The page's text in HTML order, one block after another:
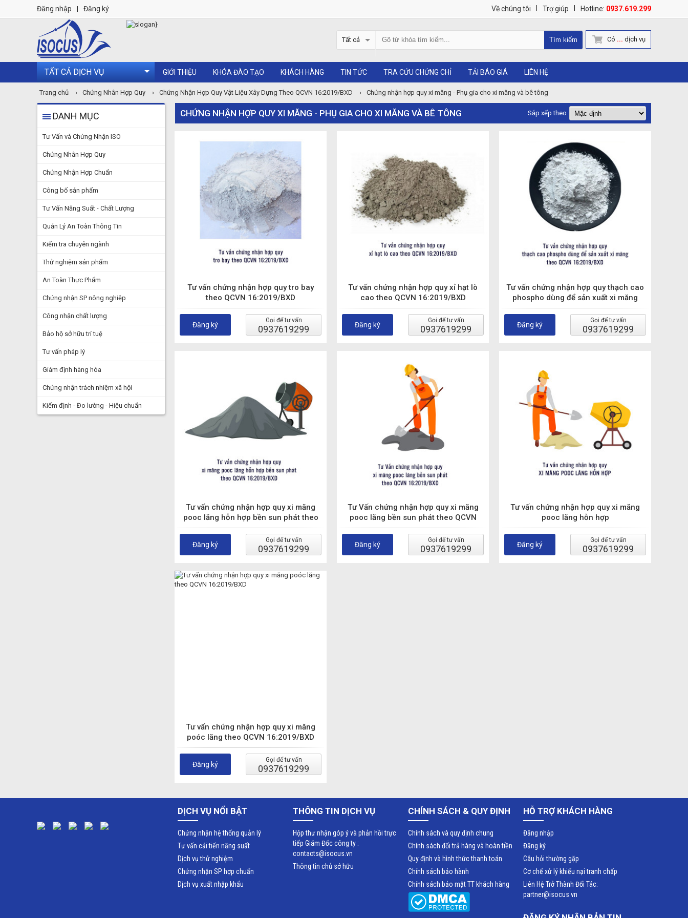
Đăng nhập | Đăng ký Về chúng tôi | Trợ giúp | Hotline: 0937.619.299
Tất cả Có ... dịch vụ
TẤT CẢ DỊCH VỤ GIỚI THIỆU KHÓA ĐÀO TẠO KHÁCH HÀNG TIN TỨC TRA CỨU CHỨNG CHỈ TẢI BÁO GIÁ LIÊN HỆ
Trang chủ › Chứng Nhân Hợp Quy › Chứng Nhận Hợp Quy Vật Liệu Xây Dựng Theo QCVN 16:2019/BXD › Chứng nhận hợp quy xi măng - Phụ gia cho xi măng và bê tông
DANH MỤC
Tư Vấn và Chứng Nhận ISO
Chứng Nhân Hợp Quy
Chứng Nhận Hợp Chuẩn
Công bố sản phẩm
Tư Vấn Năng Suất - Chất Lượng
Quản Lý An Toàn Thông Tin
Kiểm tra chuyên ngành
Thử nghiệm sản phẩm
An Toàn Thực Phẩm
Chứng nhận SP nông nghiệp
Công nhận chất lượng
Bảo hộ sở hữu trí tuệ
Tư vấn pháp lý
Giám định hàng hóa
Chứng nhận trách nhiệm xã hội
Kiểm định - Đo lường - Hiệu chuẩn
CHỨNG NHẬN HỢP QUY XI MĂNG - PHỤ GIA CHO XI MĂNG VÀ BÊ TÔNG Sắp xếp theo
Tư vấn chứng nhận hợp quy tro bay
theo QCVN 16:2019/BXD
Đăng ký
Gọi để tư vấn
0937619299
Tư vấn chứng nhận hợp quy xỉ hạt lò
cao theo QCVN 16:2019/BXD
Đăng ký
Gọi để tư vấn
0937619299
Tư vấn chứng nhận hợp quy thạch cao
phospho dùng để sản xuất xi măng
theo QCVN 16:2019/BXD
Đăng ký
Gọi để tư vấn
0937619299
Tư vấn chứng nhận hợp quy xi măng
pooc lăng hỗn hợp bền sun phát theo
QCVN 16:2019/BXD
Đăng ký
Gọi để tư vấn
0937619299
Tư Vấn chứng nhận hợp quy xi măng
pooc lăng bền sun phát theo QCVN
16:2019/BXD
Đăng ký
Gọi để tư vấn
0937619299
Tư vấn chứng nhận hợp quy xi măng
pooc lăng hỗn hợp
Đăng ký
Gọi để tư vấn
0937619299
Tư vấn chứng nhận hợp quy xi măng
poóc lăng theo QCVN 16:2019/BXD
Đăng ký
Gọi để tư vấn
0937619299
DỊCH VỤ NỔI BẬT
Chứng nhận hệ thống quản lý
Tư vấn cải tiến năng suất
Dịch vụ thử nghiệm
Chứng nhận SP hợp chuẩn
Dịch vụ xuất nhập khẩu
THÔNG TIN DỊCH VỤ
Hộp thư nhận góp ý và phản hồi trực
tiếp Giám Đốc công ty :
contacts@isocus.vn
Thông tin chủ sở hữu
CHÍNH SÁCH & QUY ĐỊNH
Chính sách và quy định chung
Chính sách đổi trả hàng và hoàn tiền
Quy định và hình thức thanh toán
Chính sách bảo hành
Chính sách bảo mật TT khách hàng
HỖ TRỢ KHÁCH HÀNG
Đăng nhập
Đăng ký
Câu hỏi thường gặp
Cơ chế xử lý khiếu nại tranh chấp
Liên Hệ Trở Thành Đối Tác:
partner@isocus.vn